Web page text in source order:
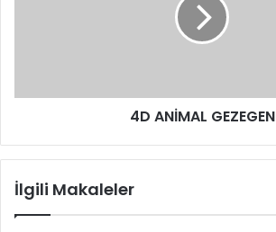
4D ANİMAL GEZEGEN
İlgili Makaleler